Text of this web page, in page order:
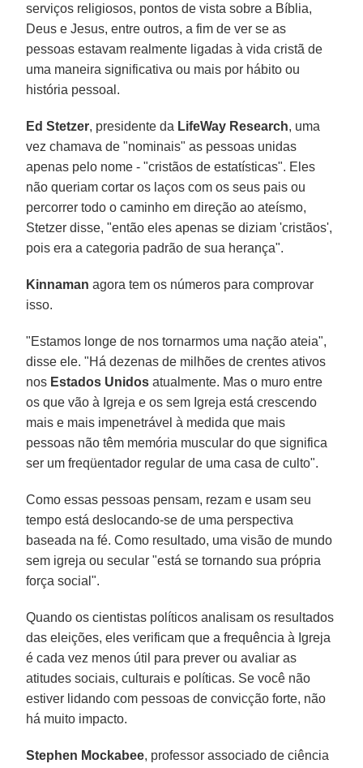
serviços religiosos, pontos de vista sobre a Bíblia,
Deus e Jesus, entre outros, a fim de ver se as
pessoas estavam realmente ligadas à vida cristã de
uma maneira significativa ou mais por hábito ou
história pessoal.
Ed Stetzer, presidente da LifeWay Research, uma
vez chamava de "nominais" as pessoas unidas
apenas pelo nome - "cristãos de estatísticas". Eles
não queriam cortar os laços com os seus pais ou
percorrer todo o caminho em direção ao ateísmo,
Stetzer disse, "então eles apenas se diziam 'cristãos',
pois era a categoria padrão de sua herança".
Kinnaman agora tem os números para comprovar
isso.
"Estamos longe de nos tornarmos uma nação ateia",
disse ele. "Há dezenas de milhões de crentes ativos
nos Estados Unidos atualmente. Mas o muro entre
os que vão à Igreja e os sem Igreja está crescendo
mais e mais impenetrável à medida que mais
pessoas não têm memória muscular do que significa
ser um freqüentador regular de uma casa de culto".
Como essas pessoas pensam, rezam e usam seu
tempo está deslocando-se de uma perspectiva
baseada na fé. Como resultado, uma visão de mundo
sem igreja ou secular "está se tornando sua própria
força social".
Quando os cientistas políticos analisam os resultados
das eleições, eles verificam que a frequência à Igreja
é cada vez menos útil para prever ou avaliar as
atitudes sociais, culturais e políticas. Se você não
estiver lidando com pessoas de convicção forte, não
há muito impacto.
Stephen Mockabee, professor associado de ciência